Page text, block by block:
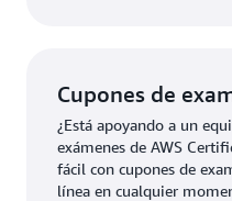
Cupones de
¿Está apoyando a un
exámenes de AWS
fácil con cupones de
línea en cualquier